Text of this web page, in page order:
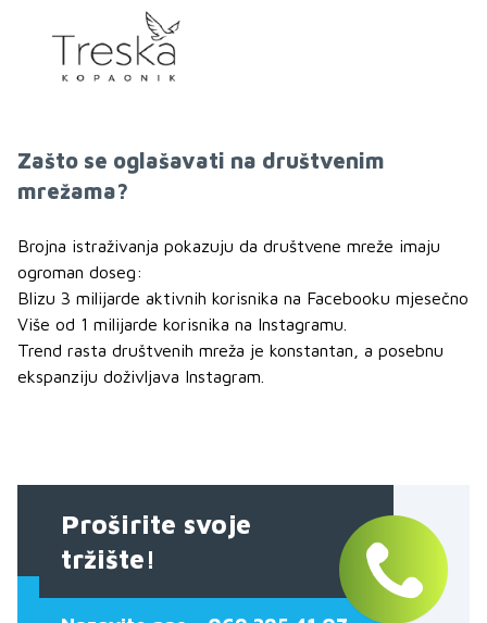
Zašto se oglašavati na društvenim
mrežama?
Brojna istraživanja pokazuju da društvene mreže imaju
ogroman doseg:
Blizu 3 milijarde aktivnih korisnika na Facebooku mjesečno
Više od 1 milijarde korisnika na Instagramu.
Trend rasta društvenih mreža je konstantan, a posebnu
ekspanziju doživljava Instagram.
Proširite svoje
tržište!